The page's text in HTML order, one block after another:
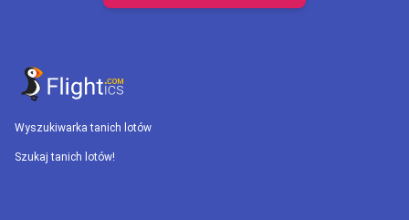
Wyszukiwarka tanich lotów
Szukaj tanich lotów!